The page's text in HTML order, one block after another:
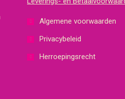
Algemene voorwaarden
Privacybeleid
Herroepingsrecht